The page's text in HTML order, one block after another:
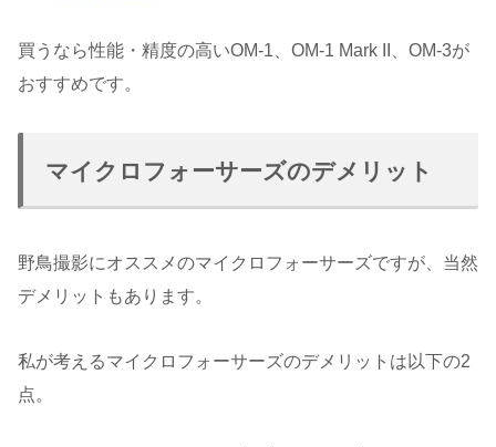
買うなら性能・精度の高いOM-1、OM-1 Mark II、OM-3が
おすすめです。
マイクロフォーサーズのデメリット
野鳥撮影にオススメのマイクロフォーサーズですが、当然
デメリットもあります。
私が考えるマイクロフォーサーズのデメリットは以下の2
点。